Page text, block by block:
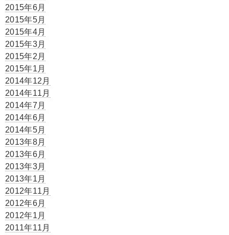
2015年6月
2015年5月
2015年4月
2015年3月
2015年2月
2015年1月
2014年12月
2014年11月
2014年7月
2014年6月
2014年5月
2013年8月
2013年6月
2013年3月
2013年1月
2012年11月
2012年6月
2012年1月
2011年11月